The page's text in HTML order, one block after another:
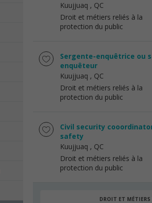
Kuujjuaq , QC
Droit et métiers reliés à la
protection du public
Sergente-enquêtrice ou
enquêteur
Kuujjuaq , QC
Droit et métiers reliés à la
protection du public
Civil security
safety
Kuujjuaq , QC
Droit et métiers reliés à la
protection du public
DROIT ET